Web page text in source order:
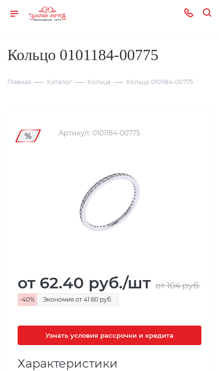
Кольцо 0101184-00775
Главная Каталог Кольца Кольцо 0101184-00775
Артикул: 0101184-00775
от 62.40 руб./шт от 104руб.
-40% Экономия от 41.60 руб.
Узнать условия рассрочки и кредита
Характеристики